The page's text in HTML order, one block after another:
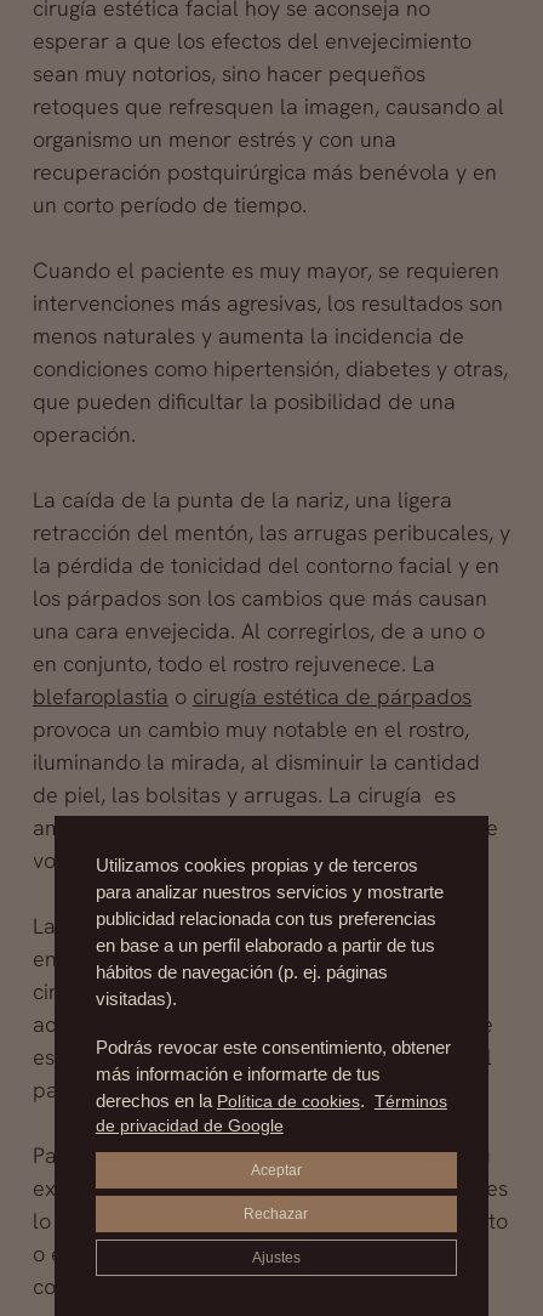
cirugía estética facial hoy se aconseja no
esperar a que los efectos del envejecimiento
sean muy notorios, sino hacer pequeños
retoques que refresquen la imagen, causando al
organismo un menor estrés y con una
recuperación postquirúrgica más benévola y en
un corto período de tiempo.
Cuando el paciente es muy mayor, se requieren
intervenciones más agresivas, los resultados son
menos naturales y aumenta la incidencia de
condiciones como hipertensión, diabetes y otras,
que pueden dificultar la posibilidad de una
operación.
La caída de la punta de la nariz, una ligera
retracción del mentón, las arrugas peribucales, y
la pérdida de tonicidad del contorno facial y en
los párpados son los cambios que más causan
una cara envejecida. Al corregirlos, de a uno o
en conjunto, todo el rostro rejuvenece. La
blefaroplastia o cirugía estética de párpados
provoca un cambio muy notable en el rostro,
iluminando la mirada, al disminuir la cantidad
de piel, las bolsitas y arrugas. La cirugía es
ambulatoria y en pocos días, la paciente puede
volver a su actividad, a su vida normal.
La cirugía estética es un gran aliado contra el
envejecimiento, el paciente elige operarse y el
cirujano elige si operar a un paciente o no de
acuerdo con varios factores. El más importante
es si los resultados serán satisfactorios, para el
paciente y para el cirujano.
Para elegir un cirujano, debes informarte de su
experiencia, resultados y reputación. Tu salud es
lo más importante, ya que un mal procedimiento
o error en el diagnóstico puede traer
consecuencias muy graves.
Utilizamos cookies propias y de terceros
para analizar nuestros servicios y mostrarte
publicidad relacionada con tus preferencias
en base a un perfil elaborado a partir de tus
hábitos de navegación (p. ej. páginas
visitadas).
Podrás revocar este consentimiento, obtener
más información e informarte de tus
derechos en la Política de cookies. Términos
de privacidad de Google
Aceptar
Rechazar
Ajustes